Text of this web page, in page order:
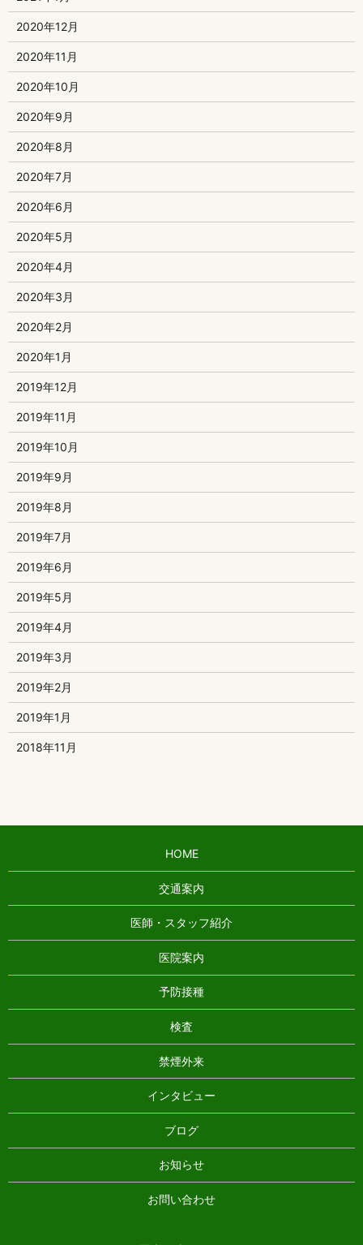
2020年12月
2020年11月
2020年10月
2020年9月
2020年8月
2020年7月
2020年6月
2020年5月
2020年4月
2020年3月
2020年2月
2020年1月
2019年12月
2019年11月
2019年10月
2019年9月
2019年8月
2019年7月
2019年6月
2019年5月
2019年4月
2019年3月
2019年2月
2019年1月
2018年11月
HOME
交通案内
医師・スタッフ紹介
医院案内
予防接種
検査
禁煙外来
インタビュー
ブログ
お知らせ
お問い合わせ